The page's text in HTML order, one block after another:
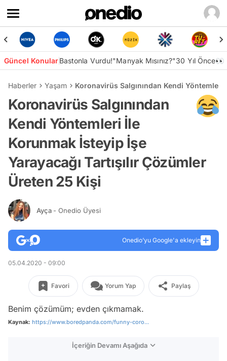
Güncel KonularBastonla Vurdu!"Manyak Mısınız?"30 Yıl Önce👀
Haberler Yaşam Koronavirüs Salgınından Kendi
Koronavirüs Salgınından
Kendi Yöntemleri İle
Korunmak İsteyip İşe
Yarayacağı Tartışılır Çözümler
Üreten 25 Kişi
Ayça - Onedio Üyesi
Onedio’yu Google'a ekleyin
05.04.2020 - 09:00
Favori Yorum Yap Paylaş
Benim çözümüm; evden çıkmamak.
Kaynak: https://www.boredpanda.com/funny-coro...
İçeriğin Devamı Aşağıda